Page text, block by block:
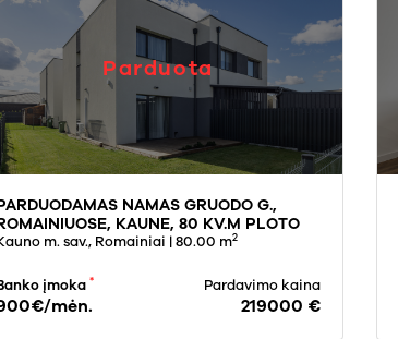
Parduota
NAMAS GRUODO G.,
KAUNE, 80 KV.M PLOTO
m. sav., Romainiai | 80.00 m2
įmoka *
mėn.
Pardavimo kaina
219000 €